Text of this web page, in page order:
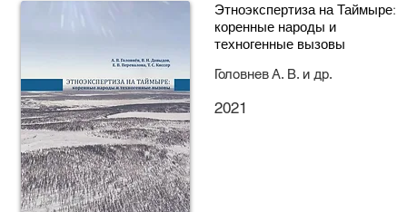
Этноэкспертиза на Таймыре:
коренные народы и
техногенные вызовы
Головнев А. В. и др.
2021